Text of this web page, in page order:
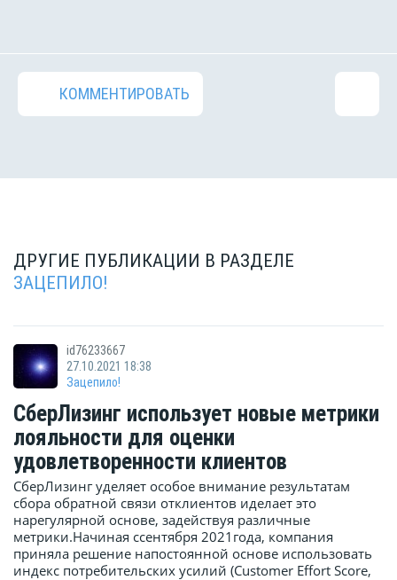
КОММЕНТИРОВАТЬ
ДРУГИЕ ПУБЛИКАЦИИ В РАЗДЕЛЕ
ЗАЦЕПИЛО!
id76233667
27.10.2021 18:38
Зацепило!
СберЛизинг использует новые метрики
лояльности для оценки
удовлетворенности клиентов
СберЛизинг уделяет особое внимание результатам
сбора обратной связи отклиентов иделает это
нарегулярной основе, задействуя различные
метрики.Начиная ссентября 2021года, компания
приняла решение напостоянной основе использовать
индекс потребительских усилий (Customer Effort Score,